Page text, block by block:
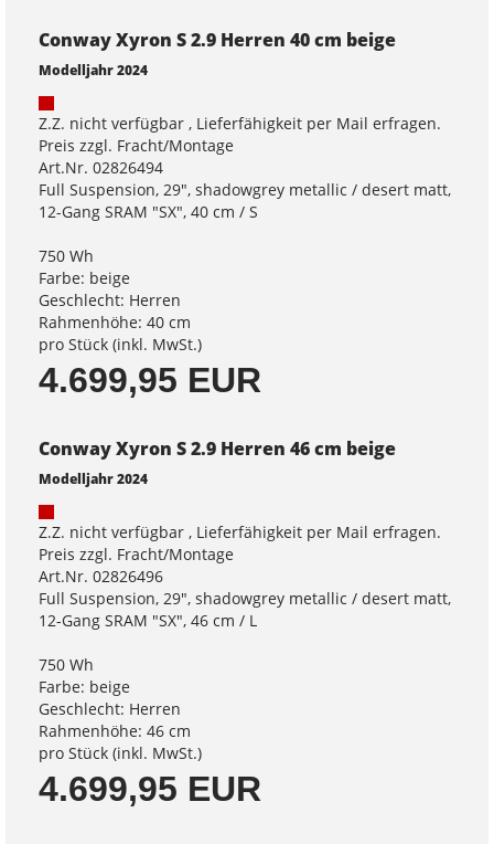
Conway Xyron S 2.9 Herren 40 cm beige
Modelljahr 2024
Z.Z. nicht verfügbar , Lieferfähigkeit per Mail erfragen.
Preis zzgl. Fracht/Montage
Art.Nr. 02826494
Full Suspension, 29", shadowgrey metallic / desert matt,
12-Gang SRAM "SX", 40 cm / S
750 Wh
Farbe: beige
Geschlecht: Herren
Rahmenhöhe: 40 cm
pro Stück (inkl. MwSt.)
4.699,95 EUR
Conway Xyron S 2.9 Herren 46 cm beige
Modelljahr 2024
Z.Z. nicht verfügbar , Lieferfähigkeit per Mail erfragen.
Preis zzgl. Fracht/Montage
Art.Nr. 02826496
Full Suspension, 29", shadowgrey metallic / desert matt,
12-Gang SRAM "SX", 46 cm / L
750 Wh
Farbe: beige
Geschlecht: Herren
Rahmenhöhe: 46 cm
pro Stück (inkl. MwSt.)
4.699,95 EUR